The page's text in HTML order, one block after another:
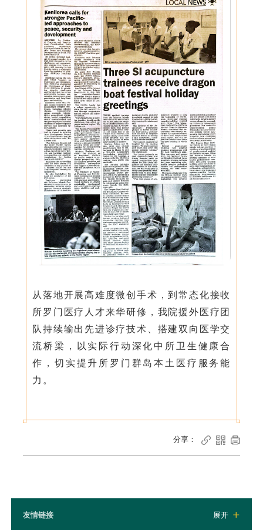
从落地开展高难度微创手术，到常态化接收
所罗门医疗人才来华研修，我院援外医疗团
队持续输出先进诊疗技术、搭建双向医学交
流桥梁，以实际行动深化中所卫生健康合
作，切实提升所罗门群岛本土医疗服务能
力。
分享：   
友情链接 展开 